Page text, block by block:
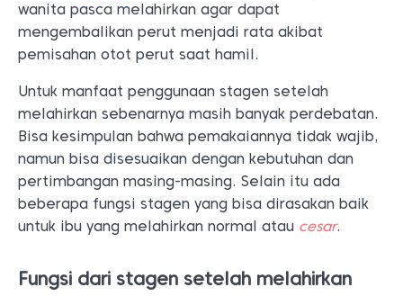
wanita pasca melahirkan agar dapat
mengembalikan perut menjadi rata akibat
pemisahan otot perut saat hamil.
Untuk manfaat penggunaan stagen setelah
melahirkan sebenarnya masih banyak perdebatan.
Bisa kesimpulan bahwa pemakaiannya tidak wajib,
namun bisa disesuaikan dengan kebutuhan dan
pertimbangan masing-masing. Selain itu ada
beberapa fungsi stagen yang bisa dirasakan baik
untuk ibu yang melahirkan normal atau cesar.
Fungsi dari stagen setelah melahirkan